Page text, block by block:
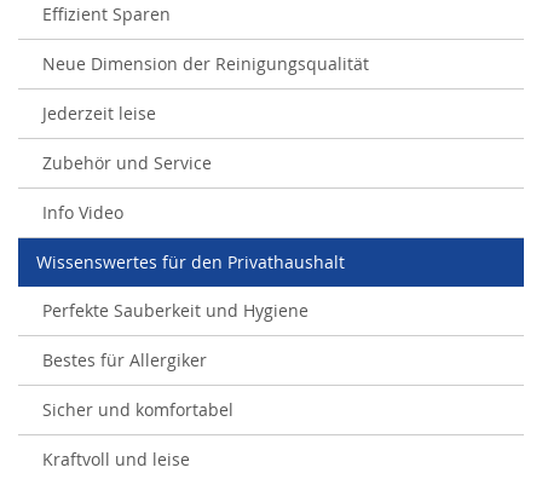
Effizient Sparen
Neue Dimension der Reinigungsqualität
Jederzeit leise
Zubehör und Service
Info Video
Wissenswertes für den Privathaushalt
Perfekte Sauberkeit und Hygiene
Bestes für Allergiker
Sicher und komfortabel
Kraftvoll und leise